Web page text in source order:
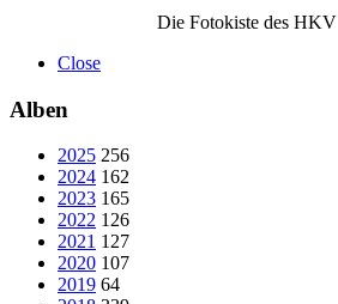
Die Fotokiste des HKV
Close
Alben
2025 256
2024 162
2023 165
2022 126
2021 127
2020 107
2019 64